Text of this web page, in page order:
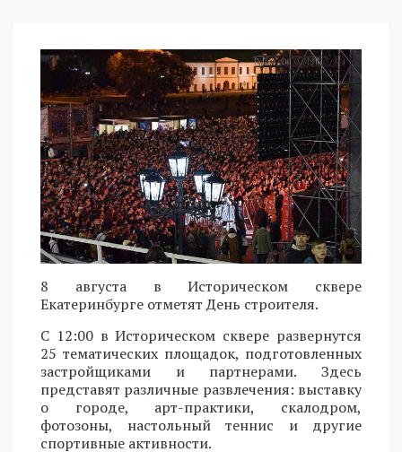
8 августа в Историческом сквере
Екатеринбурге отметят День строителя.
С 12:00 в Историческом сквере развернутся
25 тематических площадок, подготовленных
застройщиками и партнерами. Здесь
представят различные развлечения: выставку
о городе, арт-практики, скалодром,
фотозоны, настольный теннис и другие
спортивные активности.